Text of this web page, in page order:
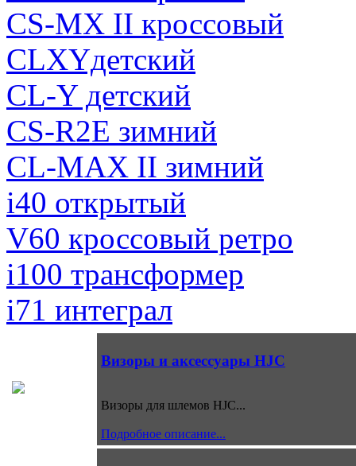
CS-MX II кроссовый
CLXYдетский
CL-Y детский
CS-R2E зимний
CL-MAX II зимний
i40 открытый
V60 кроссовый ретро
i100 трансформер
i71 интеграл
Визоры и аксессуары HJC
Визоры для шлемов HJC...
Подробное описание...